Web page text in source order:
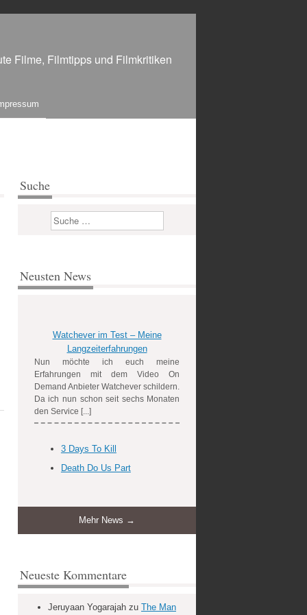
Filme, Filmtipps und Filmkritiken
Suche
Suchen
Neusten News
Watchever im Test – Meine
Langzeiterfahrungen
Nun möchte ich euch meine
Erfahrungen mit dem Video On
Demand Anbieter Watchever schildern.
Da ich nun schon seit sechs Monaten
den Service [...]
3 Days To Kill
Death Do Us Part
Mehr News →
Neueste Kommentare
Jeruyaan Yogarajah zu The Man